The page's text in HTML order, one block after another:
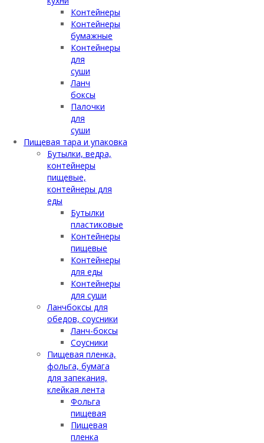
Контейнеры
Контейнеры
бумажные
Контейнеры
для
суши
Ланч
боксы
Палочки
для
суши
Пищевая тара и упаковка
Бутылки, ведра,
контейнеры
пищевые,
контейнеры для
еды
Бутылки
пластиковые
Контейнеры
пищевые
Контейнеры
для еды
Контейнеры
для суши
Ланчбоксы для
обедов, соусники
Ланч-боксы
Соусники
Пищевая пленка,
фольга, бумага
для запекания,
клейкая лента
Фольга
пищевая
Пищевая
пленка